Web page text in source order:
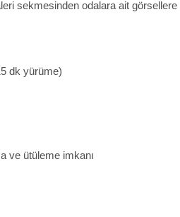
sekmesinden odalara ait görsellere
dk yürüme)
ve ütüleme imkanı